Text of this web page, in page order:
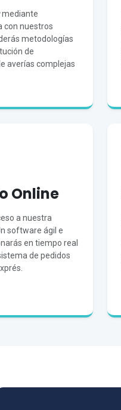
mediante
con nuestros
metodologías
de
averías complejas
Online
a nuestra
software ágil e
en tiempo real
de pedidos